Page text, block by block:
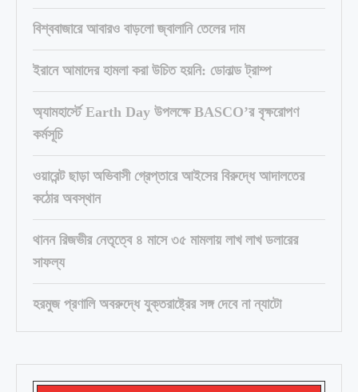
বিশ্ববাজারে আবারও বাড়লো জ্বালানি তেলের দাম
ইরানে আমাদের হামলা করা উচিত হয়নি: ডোনাল্ড ট্রাম্প
অ্যামহার্স্টে Earth Day উপলক্ষে BASCO’র বৃক্ষরোপণ
কর্মসূচি
ওয়ারেন্ট ছাড়া অভিবাসী গ্রেপ্তারে আইসের বিরুদ্ধে আদালতের
কঠোর অবস্থান
থানন রিজভীর নেতৃত্বে ৪ মাসে ৩৫ মামলায় লাখ লাখ ডলারের
সাফল্য
হরমুজ প্রণালি অবরুদ্ধে যুক্তরাষ্ট্রের সঙ্গ দেবে না ন্যাটো